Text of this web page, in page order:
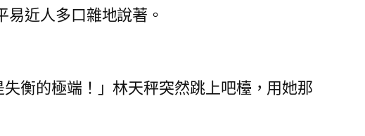
易近人多口雜地說著。
衡的極端！」林天秤突然跳上吧檯，用她那